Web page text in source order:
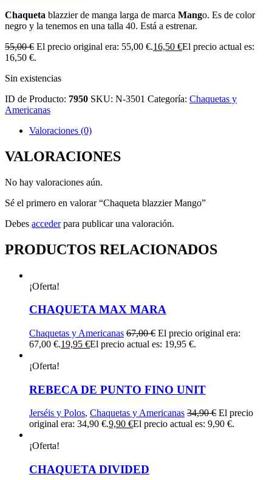
Chaqueta blazzier de manga larga de marca Mango. Es de color
negro y la tenemos en una talla 40. Está a estrenar.
55,00€ El precio original era: 55,00 €.16,50 €El precio actual es:
16,50 €.
Sin existencias
ID de Producto: 7950 SKU: N-3501 Categoría: Chaquetas y
Americanas
Valoraciones (0)
VALORACIONES
No hay valoraciones aún.
Sé el primero en valorar “Chaqueta blazzier Mango”
Debes accederpara publicar una valoración.
PRODUCTOS RELACIONADOS
¡Oferta!
CHAQUETA MAX MARA
Chaquetas y Americanas 67,00€ El precio original era:
67,00 €.19,95 €El precio actual es: 19,95 €.
¡Oferta!
REBECA DE PUNTO FINO UNIT
Jerséis y Polos, Chaquetas y Americanas 34,90€ El precio
original era: 34,90 €.9,90 €El precio actual es: 9,90 €.
¡Oferta!
CHAQUETA DIVIDED